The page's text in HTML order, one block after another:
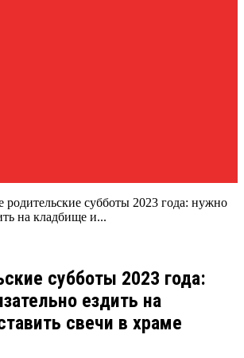
родительские субботы 2023 года: нужно
на кладбище и...
субботы 2023 года:
ездить на
свечи в храме